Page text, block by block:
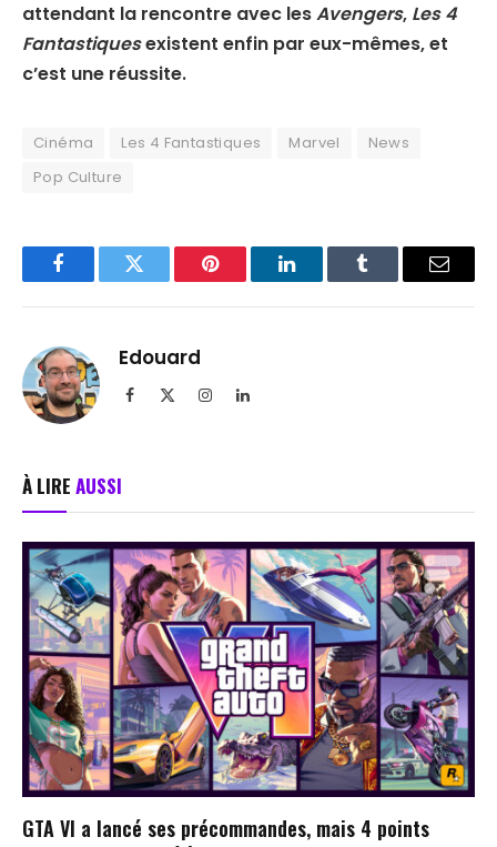
attendant la rencontre avec lesAvengers, Les 4
Fantastiquesexistent enfin par eux-mêmes, et
c’est une réussite.
Cinéma Les 4 Fantastiques Marvel
News
Pop Culture
FacebookTwitter Pinterest LinkedInTumblr Email
Edouard
Facebook InstagramLinkedIn
À LIRE AUSSI
GTA VI a lancé ses précommandes, mais 4 points